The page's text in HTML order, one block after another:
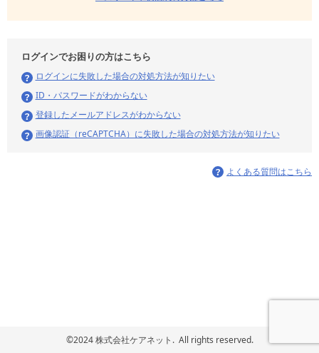
ログインでお困りの方はこちら
ログインに失敗した場合の対処方法が知りたい
ID・パスワードがわからない
登録したメールアドレスがわからない
画像認証（reCAPTCHA）に失敗した場合の対処方法が知りたい
よくある質問はこちら
©2024 株式会社ケアネット. All rights reserved.